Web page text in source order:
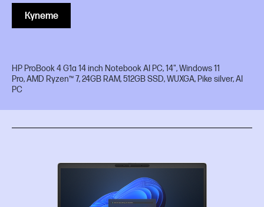
Купете
HP ProBook 4 G1a 14 inch Notebook AI PC, 14", Windows 11
Pro, AMD Ryzen™ 7, 24GB RAM, 512GB SSD, WUXGA, Pike silver, AI
PC